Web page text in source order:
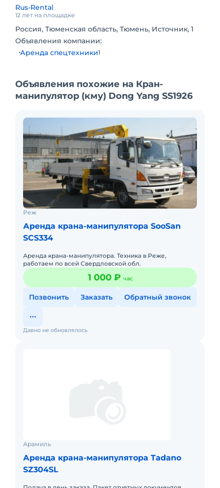
Rus-Rental
12 лет на площадке
Россия, Тюменская область, Тюмень, Источник, 1
Объявления компании:
Аренда спецтехники1
Объявления похожие на Кран-
манипулятор (кму) Dong Yang SS1926
Реж
Аренда крана-манипулятора SooSan
SCS334
Аренда крана-манипулятора. Техника в Реже,
работаем по всей Свердловской обл.
1 000 ₽ час
Позвонить Заказать Обратный звонок
Давно не обновлялось
Арамиль
Аренда крана-манипулятора Tadano
SZ304SL